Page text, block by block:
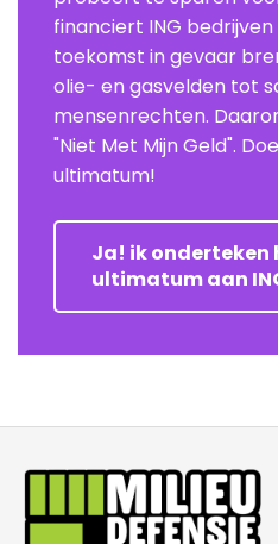
financiert ING
toekomst in gevaar
olie- en gasvelden tot
mensenrechten.
"Niet Met Mijn Geld".
ultimatum!
Ja! ik onderteken
ultimatum aan